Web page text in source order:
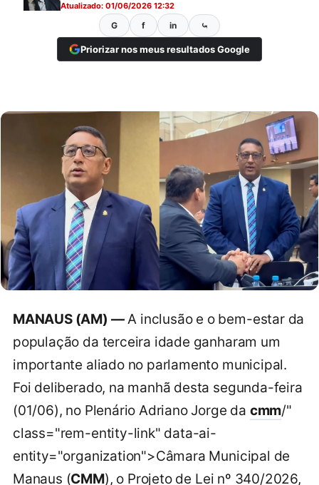
Atualizado: 01/06/2026 12:32
G f in ⤿
Priorizar nos meus resultados Google
MANAUS (AM) —A inclusão e o bem-estar da
população da terceira idade ganharam um
importante aliado no parlamento municipal.
Foi deliberado, na manhã desta segunda-feira
(01/06), no Plenário Adriano Jorge da cmm/"
class="rem-entity-link" data-ai-
entity="organization">Câmara Municipal de
Manaus (CMM), o Projeto de Lei nº 340/2026,